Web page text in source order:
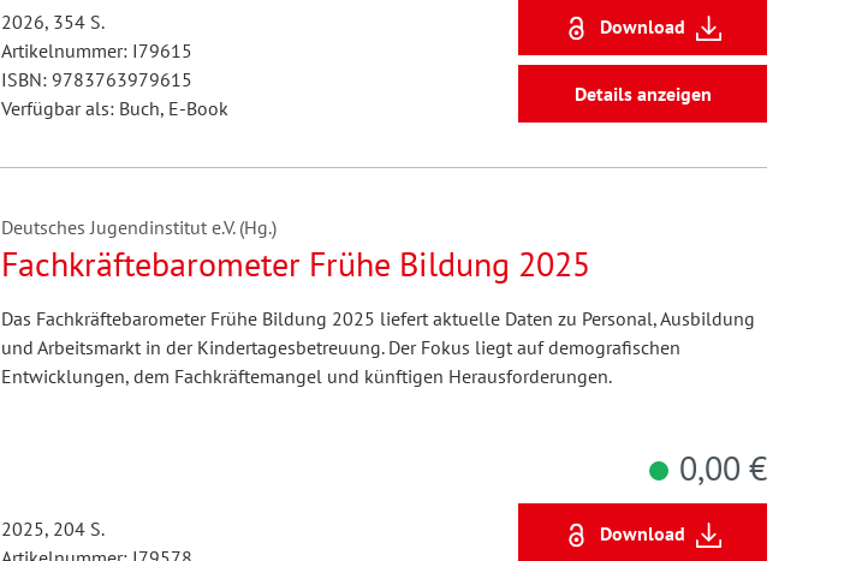
2026, 354 S.
Artikelnummer: I79615
ISBN: 9783763979615
Verfügbar als: Buch, E-Book
Download
Details anzeigen
Deutsches Jugendinstitut e.V. (Hg.)
Fachkräftebarometer Frühe Bildung 2025
Das Fachkräftebarometer Frühe Bildung 2025 liefert aktuelle Daten zu Personal, Ausbildung
und Arbeitsmarkt in der Kindertagesbetreuung. Der Fokus liegt auf demografischen
Entwicklungen, dem Fachkräftemangel und künftigen Herausforderungen.
2025, 204 S.
0,00 €
Download